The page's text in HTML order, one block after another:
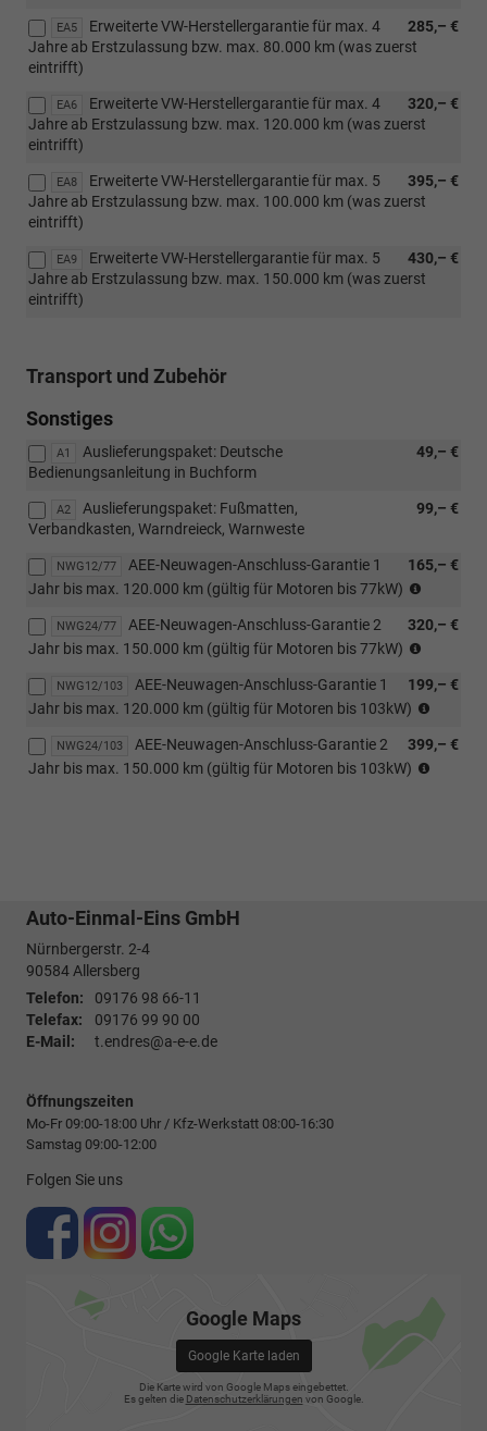
EA5 285,– €
Erweiterte VW-Herstellergarantie für max. 4
Jahre ab Erstzulassung bzw. max. 80.000 km (was zuerst
eintrifft)
EA6 320,– €
Erweiterte VW-Herstellergarantie für max. 4
Jahre ab Erstzulassung bzw. max. 120.000 km (was zuerst
eintrifft)
EA8 395,– €
Erweiterte VW-Herstellergarantie für max. 5
Jahre ab Erstzulassung bzw. max. 100.000 km (was zuerst
eintrifft)
EA9 430,– €
Erweiterte VW-Herstellergarantie für max. 5
Jahre ab Erstzulassung bzw. max. 150.000 km (was zuerst
eintrifft)
Transport und Zubehör
Sonstiges
A1 49,– €
Auslieferungspaket: Deutsche
Bedienungsanleitung in Buchform
A2 99,– €
Auslieferungspaket: Fußmatten,
Verbandkasten, Warndreieck, Warnweste
NWG12/77 165,– €
AEE-Neuwagen-Anschluss-Garantie 1
Jahr bis max. 120.000 km (gültig für Motoren bis 77kW)
NWG24/77 320,– €
AEE-Neuwagen-Anschluss-Garantie 2
Jahr bis max. 150.000 km (gültig für Motoren bis 77kW)
NWG12/103 199,– €
AEE-Neuwagen-Anschluss-Garantie 1
Jahr bis max. 120.000 km (gültig für Motoren bis 103kW)
NWG24/103 399,– €
AEE-Neuwagen-Anschluss-Garantie 2
Jahr bis max. 150.000 km (gültig für Motoren bis 103kW)
Auto-Einmal-Eins GmbH
Nürnbergerstr. 2-4
90584Allersberg
Telefon:
09176 98 66-11
Telefax:
09176 99 90 00
E-Mail:
t.endres@a-e-e.de
Öffnungszeiten
Mo-Fr 09:00-18:00 Uhr / Kfz-Werkstatt 08:00-16:30
Samstag 09:00-12:00
Folgen Sie uns
Google Maps
Google Karte laden
Die Karte wird von Google Maps eingebettet.
Es gelten die Datenschutzerklärungen von Google.